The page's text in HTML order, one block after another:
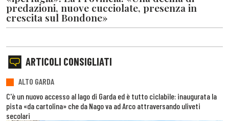
predazioni, nuove cucciolate, presenza in
crescita sul Bondone»
ARTICOLI CONSIGLIATI
ALTO GARDA
C'è un nuovo accesso al lago di Garda ed è tutto ciclabile: inaugurata la
pista «da cartolina» che da Nago va ad Arco attraversando uliveti
secolari